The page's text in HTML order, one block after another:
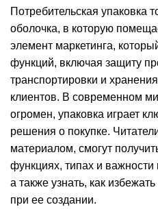
Потребительская упаковка
оболочка, в которую
элемент маркетинга,
функций, включая защиту
транспортировки и
клиентов. В современном
огромен, упаковка играет
решения о покупке.
материалом, смогут
функциях, типах и важности
а также узнать, как
при ее создании.